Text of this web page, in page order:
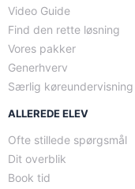
Video Guide
Find den rette løsning
Vores pakker
Generhverv
Særlig køreundervisning
ALLEREDE ELEV
Ofte stillede spørgsmål
Dit overblik
Book tid